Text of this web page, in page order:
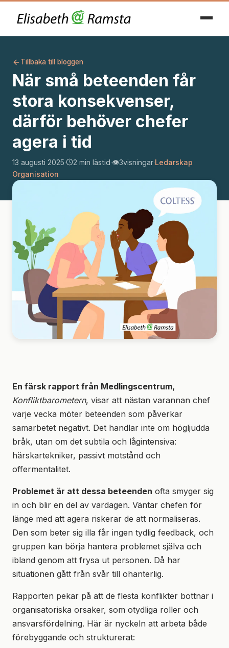
Tillbaka till bloggen
När små beteenden får
stora konsekvenser,
därför behöver chefer
agera i tid
13 augusti 2025· 2 min lästid·👁️3visningar·Ledarskap
Organisation
En färsk rapport från Medlingscentrum,
Konfliktbarometern, visar att nästan varannan chef
varje vecka möter beteenden som påverkar
samarbetet negativt. Det handlar inte om högljudda
bråk, utan om det subtila och lågintensiva:
härskartekniker, passivt motstånd och
offermentalitet.
Problemet är att dessa beteenden ofta smyger sig
in och blir en del av vardagen. Väntar chefen för
länge med att agera riskerar de att normaliseras.
Den som beter sig illa får ingen tydlig feedback, och
gruppen kan börja hantera problemet själva och
ibland genom att frysa ut personen. Då har
situationen gått från svår till ohanterlig.
Rapporten pekar på att de flesta konflikter bottnar i
organisatoriska orsaker, som otydliga roller och
ansvarsfördelning. Här är nyckeln att arbeta både
förebyggande och strukturerat: